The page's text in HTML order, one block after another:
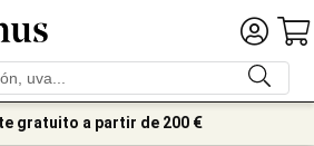
gratuito a partir de 200 €